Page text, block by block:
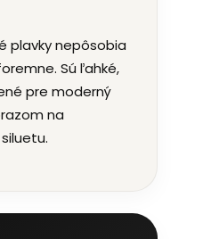
plavky nepôsobia
Sú ľahké,
pre moderný
na